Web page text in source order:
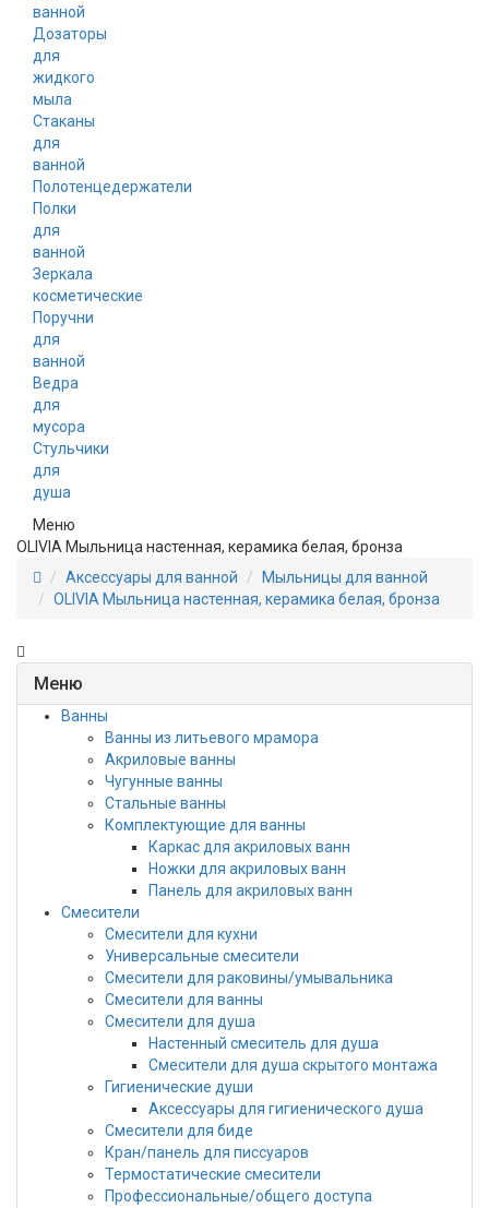
ванной
Дозаторы
для
жидкого
мыла
Стаканы
для
ванной
Полотенцедержатели
Полки
для
ванной
Зеркала
косметические
Поручни
для
ванной
Ведра
для
мусора
Стульчики
для
душа
Меню
OLIVIA Mыльница настенная, керамика белая, бронза
Аксессуары для ванной
Мыльницы для ванной
OLIVIA Mыльница настенная, керамика белая, бронза
Меню
Ванны
Ванны из литьевого мрамора
Акриловые ванны
Чугунные ванны
Стальные ванны
Комплектующие для ванны
Каркас для акриловых ванн
Ножки для акриловых ванн
Панель для акриловых ванн
Смесители
Смесители для кухни
Универсальные смесители
Смесители для раковины/умывальника
Смесители для ванны
Смесители для душа
Настенный смеситель для душа
Смесители для душа скрытого монтажа
Гигиенические души
Аксессуары для гигиенического душа
Смесители для биде
Кран/панель для писсуаров
Термостатические смесители
Профессиональные/общего доступа